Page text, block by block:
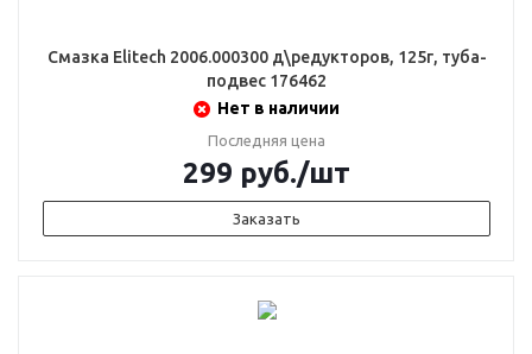
Смазка Elitech 2006.000300 д\редукторов, 125г, туба-
подвес 176462
Нет в наличии
Последняя цена
299 руб./шт
Заказать